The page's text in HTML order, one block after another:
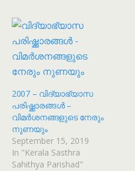
2007 – വിദ്യാഭ്യാസ
പരിഷ്ക്കാരങ്ങൾ –
വിമർശനങ്ങളുടെ നേരും
നുണയും
September 15, 2019
In "Kerala Sasthra
Sahithya Parishad"